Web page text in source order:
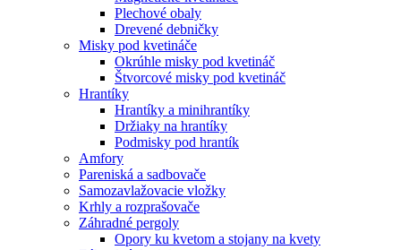
Plechové obaly
Drevené debničky
Misky pod kvetináče
Okrúhle misky pod kvetináč
Štvorcové misky pod kvetináč
Hrantíky
Hrantíky a minihrantíky
Držiaky na hrantíky
Podmisky pod hrantík
Amfory
Pareniská a sadbovače
Samozavlažovacie vložky
Krhly a rozprašovače
Záhradné pergoly
Opory ku kvetom a stojany na kvety